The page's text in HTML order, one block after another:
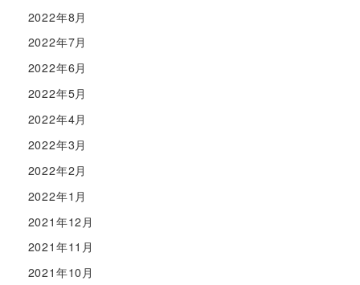
2022年8月
2022年7月
2022年6月
2022年5月
2022年4月
2022年3月
2022年2月
2022年1月
2021年12月
2021年11月
2021年10月